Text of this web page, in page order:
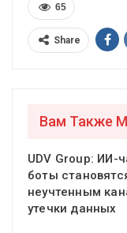
65
Share
Вам Также
UDV Group: ИИ-
боты
неучтенным
утечки данных